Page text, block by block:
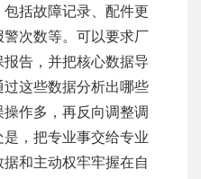
括故障记录、配件更
次数等。可以要求厂
告，并把核心数据导
过这些数据分析出哪些
作多，再反向调整调
，把专业事交给专业
和主动权牢牢握在自